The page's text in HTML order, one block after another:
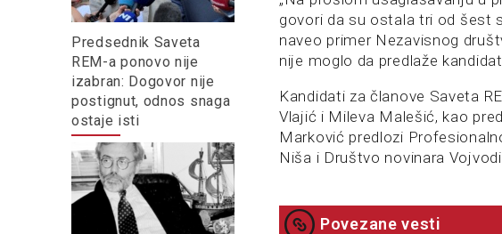
Predsednik Saveta
REM-a ponovo nije
izabran: Dogovor nije
postignut, odnos snaga
ostaje isti
govori da su ostala tri od šest
naveo primer Nezavisnog
nije moglo da predlaže
Kandidati za članove Saveta
Vlajić i Mileva Malešić, kao
Marković predlozi
Niša i Društvo novinara
Povezane vesti